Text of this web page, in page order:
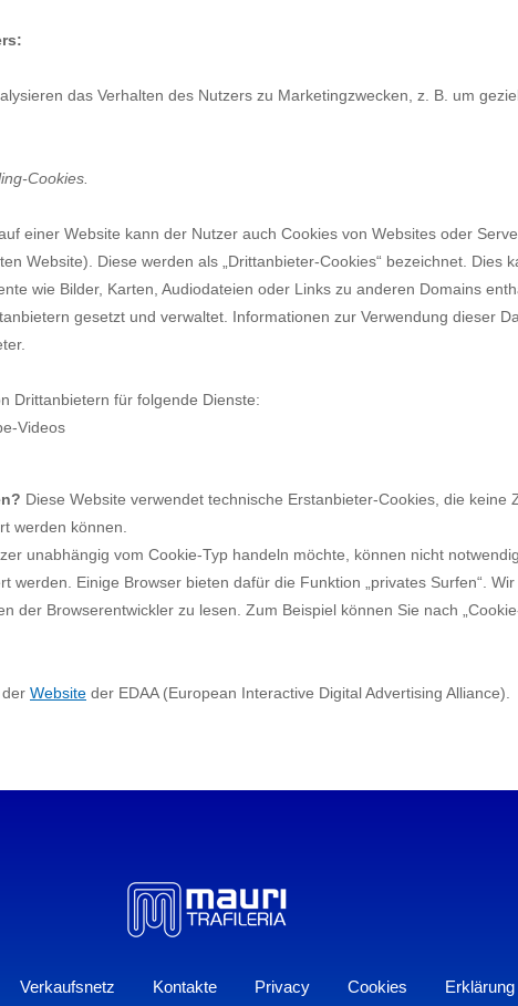
das Verhalten des Nutzers zu Marketingzwecken, z. B. um
Cookies.
einer Website kann der Nutzer auch Cookies von Websites oder
Website). Diese werden als „Drittanbieter-Cookies“ bezeichnet. Dies
wie Bilder, Karten, Audiodateien oder Links zu anderen Domains
gesetzt und verwaltet. Informationen zur Verwendung dieser
Drittanbietern für folgende Dienste:
Videos
Diese Website verwendet technische Erstanbieter-Cookies, die keine
werden können.
unabhängig vom Cookie-Typ handeln möchte, können nicht
werden. Einige Browser bieten dafür die Funktion „privates Surfen“.
der Browserentwickler zu lesen. Zum Beispiel können Sie nach
Website der EDAA (European Interactive Digital Advertising Alliance).
Verkaufsnetz Kontakte Privacy Cookies